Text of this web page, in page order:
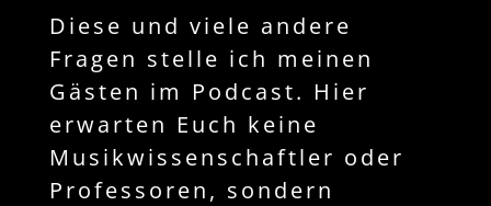
Diese und viele andere
Fragen stelle ich meinen
Gästen im Podcast. Hier
erwarten Euch keine
Musikwissenschaftler oder
Professoren, sondern